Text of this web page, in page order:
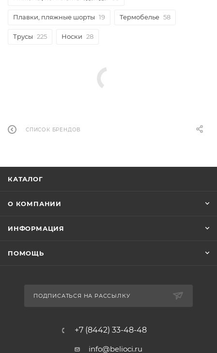
Плавки, пляжные шорты 19 Термобелье 58
Трусы 225 Носки 28
СПИСОК БРЕНДОВ
КАТАЛОГ
О КОМПАНИИ
ИНФОРМАЦИЯ
ПОМОЩЬ
ПОДПИСАТЬСЯ НА РАССЫЛКУ
+7 (8442) 33-48-48
info@belioci.ru